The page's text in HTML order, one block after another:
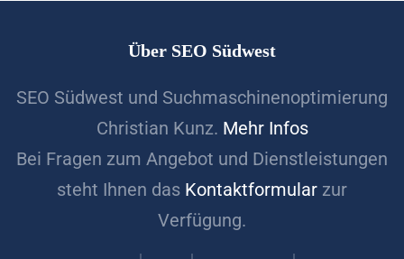
Über SEO Südwest
SEO Südwest und Suchmaschinenoptimierung
Christian Kunz. Mehr Infos
Bei Fragen zum Angebot und Dienstleistungen
steht Ihnen das Kontaktformular zur
Verfügung.